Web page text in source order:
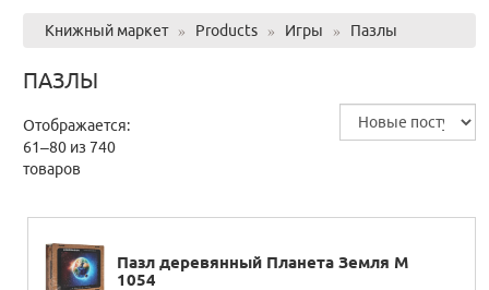
Книжный маркет » Products » Игры » Пазлы
ПАЗЛЫ
Отображается:
61–80 из 740
товаров
Пазл деревянный Планета Земля M
1054